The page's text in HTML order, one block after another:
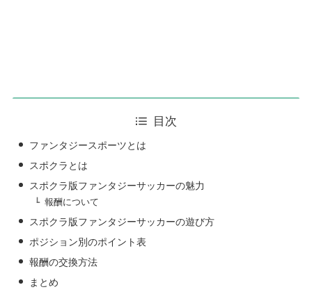
目次
ファンタジースポーツとは
スポクラとは
スポクラ版ファンタジーサッカーの魅力
報酬について
スポクラ版ファンタジーサッカーの遊び方
ポジション別のポイント表
報酬の交換方法
まとめ